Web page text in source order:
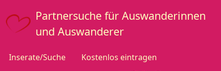
Partnersuche für Auswanderinnen
und Auswanderer
Inserate/Suche
Kostenlos eintragen